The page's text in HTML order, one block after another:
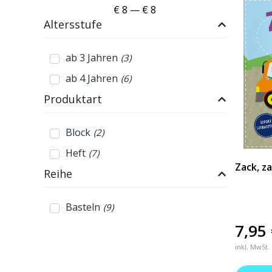
€8 — €8
Altersstufe
ab 3 Jahren (3)
ab 4 Jahren (6)
Produktart
Block (2)
Heft (7)
Reihe
Basteln (9)
Zack,
7,95
inkl.